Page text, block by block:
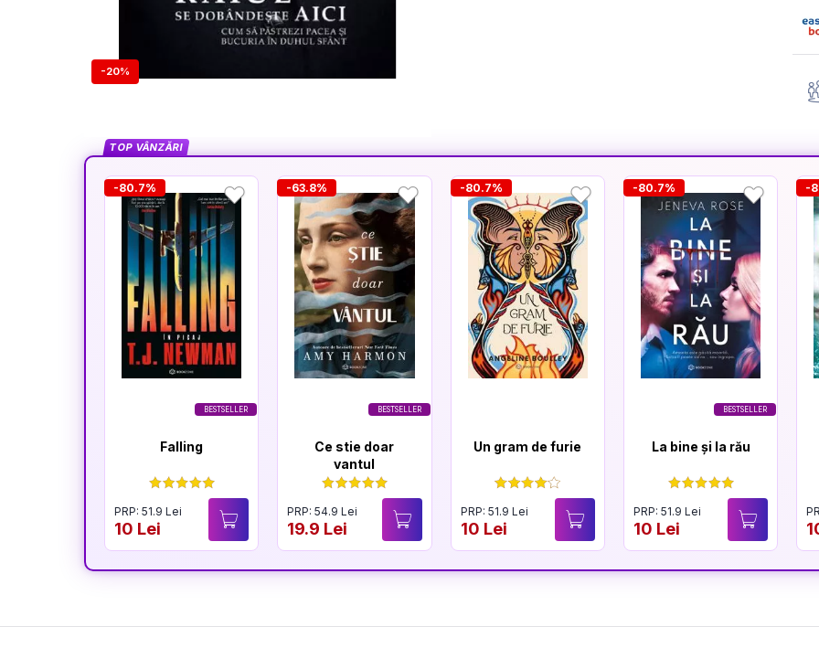
-20%
TOP VÂNZĂRI
BESTSELLER
-80.7%
Falling
PRP: 51.9 Lei
10 Lei
BESTSELLER
-63.8%
Ce stie doar
vantul
PRP: 54.9 Lei
19.9 Lei
-80.7%
Un gram de furie
PRP: 51.9 Lei
10 Lei
BESTSELLER
-80.7%
La bine și la rău
PRP: 51.9 Lei
10 Lei
-